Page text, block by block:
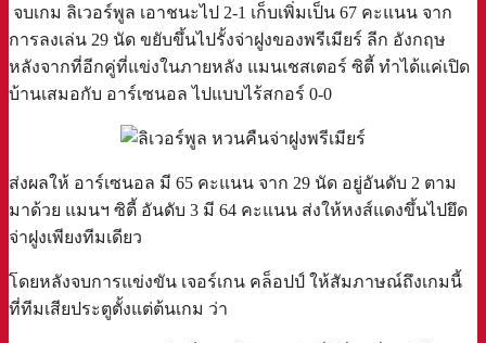
จบเกม ลิเวอร์พูล เอาชนะไป 2-1 เก็บเพิ่มเป็น 67 คะแนน จาก
การลงเล่น 29 นัด ขยับขึ้นไปรั้งจ่าฝูงของพรีเมียร์ ลีก อังกฤษ
หลังจากที่อีกคู่ที่แข่งในภายหลัง แมนเชสเตอร์ ซิตี้ ทำได้แค่เปิด
บ้านเสมอกับ อาร์เซนอล ไปแบบไร้สกอร์ 0-0
ส่งผลให้ อาร์เซนอล มี 65 คะแนน จาก 29 นัด อยู่อันดับ 2 ตาม
มาด้วย แมนฯ ซิตี้ อันดับ 3 มี 64 คะแนน ส่งให้หงส์แดงขึ้นไปยึด
จ่าฝูงเพียงทีมเดียว
โดยหลังจบการแข่งขัน เจอร์เกน คล็อปป์ ให้สัมภาษณ์ถึงเกมนี้
ที่ทีมเสียประตูตั้งแต่ต้นเกม ว่า